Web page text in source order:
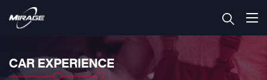
CAR EXPERIENCE